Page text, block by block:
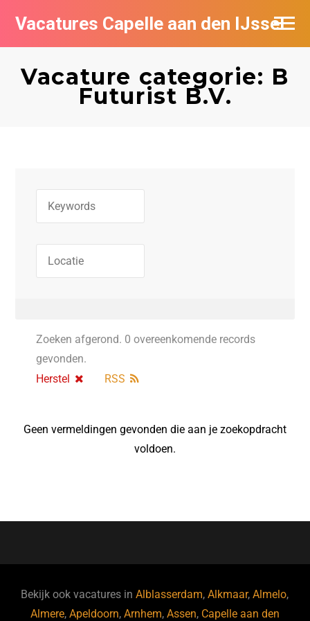
Vacatures Capelle aan den IJssel
Vacature categorie: B
Futurist B.V.
Zoeken afgerond. 0 overeenkomende records
gevonden.
Herstel
RSS
Geen vermeldingen gevonden die aan je zoekopdracht
voldoen.
Bekijk ook vacatures inAlblasserdam,Alkmaar,Almelo,
Almere, Apeldoorn, Arnhem, Assen, Capelle aan den